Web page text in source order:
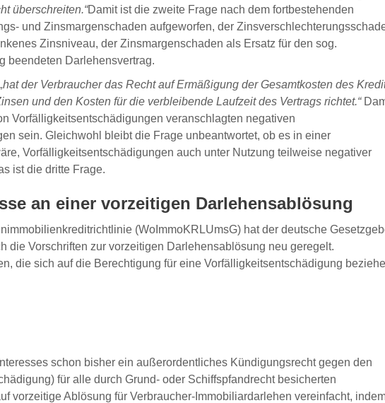
überschreiten.“Damit ist die zweite Frage nach dem fortbestehenden
und Zinsmargenschaden aufgeworfen, der
Zinsniveau, der Zinsmargenschaden als Ersatz für den sog.
beendeten Darlehensvertrag.
„hat der Verbraucher das Recht auf Ermäßigung der Gesamtkosten des
und den Kosten für die verbleibende Laufzeit des Vertrags richtet.“
Vorfälligkeitsentschädigungen veranschlagten negativen
sein. Gleichwohl bleibt die Frage unbeantwortet, ob es in einer
Vorfälligkeitsentschädigungen auch unter Nutzung teilweise negativer
ist die dritte Frage.
an einer vorzeitigen Darlehensablösung
(WoImmoKRLUmsG) hat der deutsche
die Vorschriften zur vorzeitigen Darlehensablösung neu geregelt.
die sich auf die Berechtigung für eine Vorfälligkeitsentschädigung
schon bisher ein außerordentliches Kündigungsrecht gegen den
für alle durch Grund- oder Schiffspfandrecht besicherten
vorzeitige Ablösung für Verbraucher-Immobiliardarlehen vereinfacht,